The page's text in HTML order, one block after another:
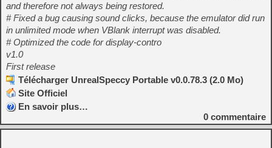
and therefore not always being restored.
# Fixed a bug causing sound clicks, because the emulator did run
in unlimited mode when VBlank interrupt was disabled.
# Optimized the code for display-contro
v1.0
First release
Télécharger UnrealSpeccy Portable v0.0.78.3 (2.0 Mo)
Site Officiel
En savoir plus…
0 commentaire